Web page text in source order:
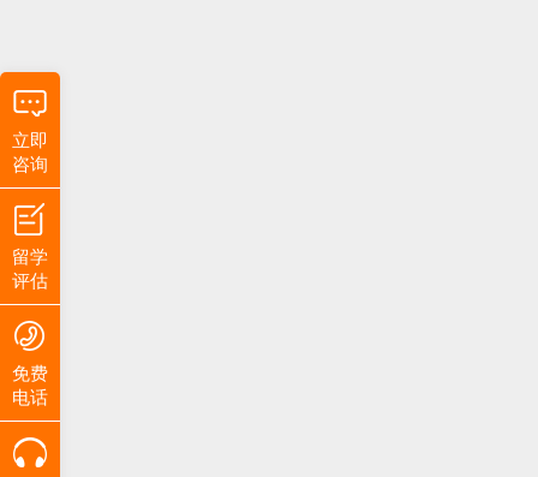
立即
咨询
留学
评估
免费
电话